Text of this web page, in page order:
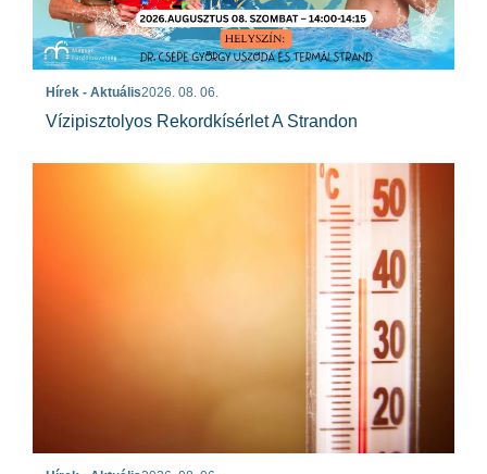
Hírek - Aktuális2026. 08. 06.
Vízipisztolyos Rekordkísérlet A Strandon